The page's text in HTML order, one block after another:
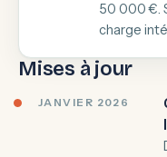
50 000 €.
charge
Mises à jour
JANVIER 2026